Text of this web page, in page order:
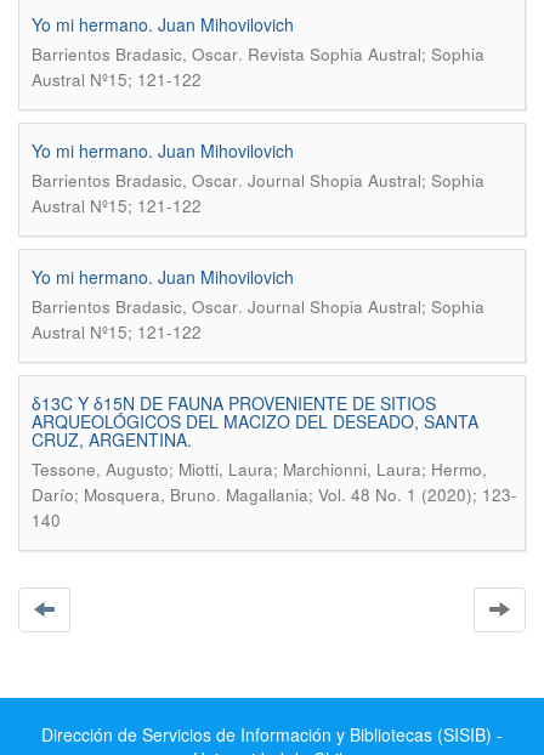
Yo mi hermano. Juan Mihovilovich
Barrientos Bradasic, Oscar. Revista Sophia Austral; Sophia
Austral Nº15; 121-122
Yo mi hermano. Juan Mihovilovich
Barrientos Bradasic, Oscar. Journal Shopia Austral; Sophia
Austral Nº15; 121-122
Yo mi hermano. Juan Mihovilovich
Barrientos Bradasic, Oscar. Journal Shopia Austral; Sophia
Austral Nº15; 121-122
δ13C Y δ15N DE FAUNA PROVENIENTE DE SITIOS
ARQUEOLÓGICOS DEL MACIZO DEL DESEADO, SANTA
CRUZ, ARGENTINA.
Tessone, Augusto; Miotti, Laura; Marchionni, Laura; Hermo,
Darío; Mosquera, Bruno. Magallania; Vol. 48 No. 1 (2020); 123-
140
Dirección de Servicios de Información y Bibliotecas (SISIB) -